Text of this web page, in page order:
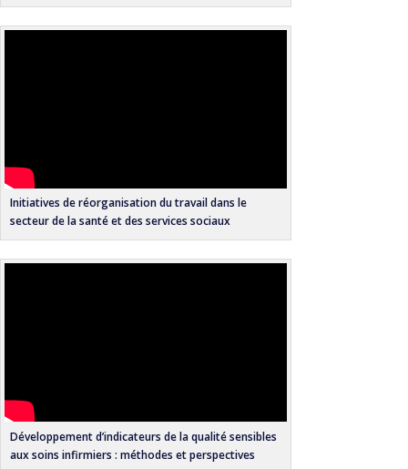
Initiatives de réorganisation du travail dans le
secteur de la santé et des services sociaux
Développement d’indicateurs de la qualité sensibles
aux soins infirmiers : méthodes et perspectives